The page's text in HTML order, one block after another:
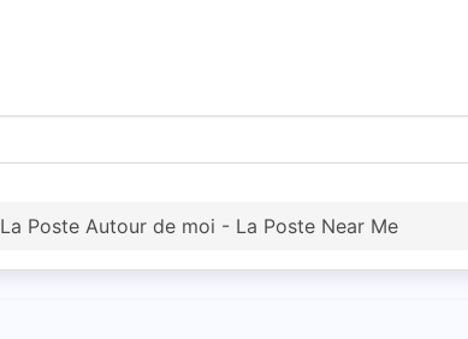
La Poste Autour de moi - La Poste Near Me